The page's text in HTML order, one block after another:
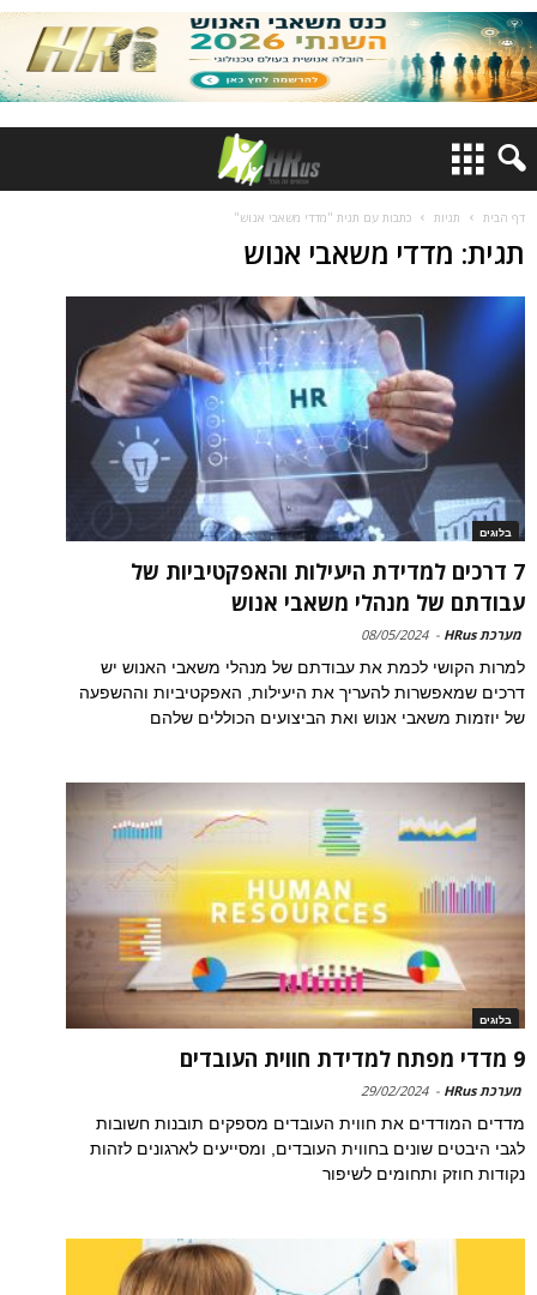
דף הבית תגיות כתבות עם תגית "מדדי משאבי אנוש"
תגית: מדדי משאבי אנוש
בלוגים
7 דרכים למדידת היעילות והאפקטיביות של
עבודתם של מנהלי משאבי אנוש
מערכת HRus -
08/05/2024
למרות הקושי לכמת את עבודתם של מנהלי משאבי האנוש יש
דרכים שמאפשרות להעריך את היעילות, האפקטיביות וההשפעה
של יוזמות משאבי אנוש ואת הביצועים הכוללים שלהם
בלוגים
9 מדדי מפתח למדידת חווית העובדים
מערכת HRus -
29/02/2024
מדדים המודדים את חווית העובדים מספקים תובנות חשובות
לגבי היבטים שונים בחווית העובדים, ומסייעים לארגונים לזהות
נקודות חוזק ותחומים לשיפור